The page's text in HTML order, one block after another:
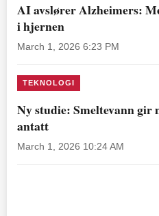
AI avslører Alzheimers:
i hjernen
March 1, 2026 6:23 PM
TEKNOLOGI
Ny studie: Smeltevann
antatt
March 1, 2026 10:24 AM